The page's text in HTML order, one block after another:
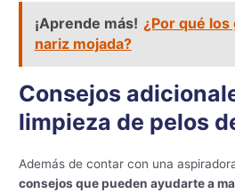
¡Aprende más! ¿Por qué
nariz mojada?
Consejos
limpieza de pelos
Además de contar con una
consejos que pueden ayudarte a